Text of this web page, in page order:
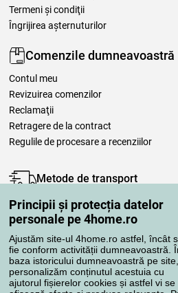
Principii și protecția datelor
personale pe 4home.ro
Ajustăm site-ul 4home.ro astfel, încât
fie conform activității dumneavoastră.
baza istoricului dumneavoastră pe site,
personalizăm conținutul acestuia cu
ajutorul fișierelor cookies și astfel vi se
Termeni şi condiţii
Îngrijirea așternuturilor
Comenzile dumneavoastră
Contul meu
Revizuirea comenzilor
Reclamaţii
Retragere de la contract
Regulile de procesare a recenziilor
Metode de transport
Metode de plată
Magazin de încredere